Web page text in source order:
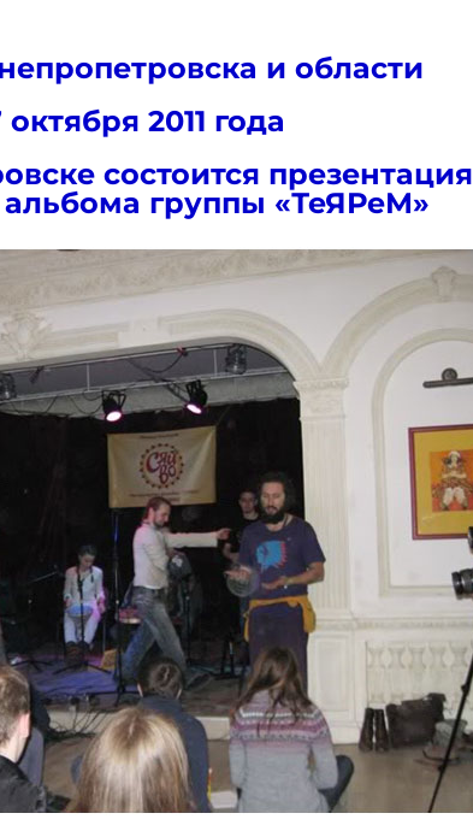
и области
октября 2011 года
состоится презентация
группы «ТеЯРеМ»